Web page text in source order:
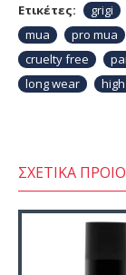
Ετικέτες: grigi
mua
pro mua
cruelty free
long wear
ΣΧΕΤΙΚΆ